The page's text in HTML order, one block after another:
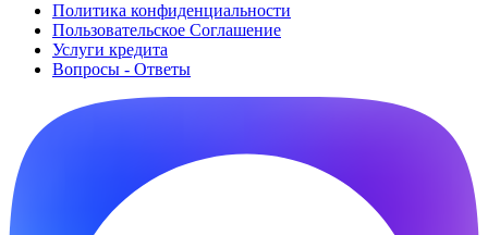
Политика конфиденциальности
Пользовательское Cоглашение
Услуги кредита
Вопросы - Ответы